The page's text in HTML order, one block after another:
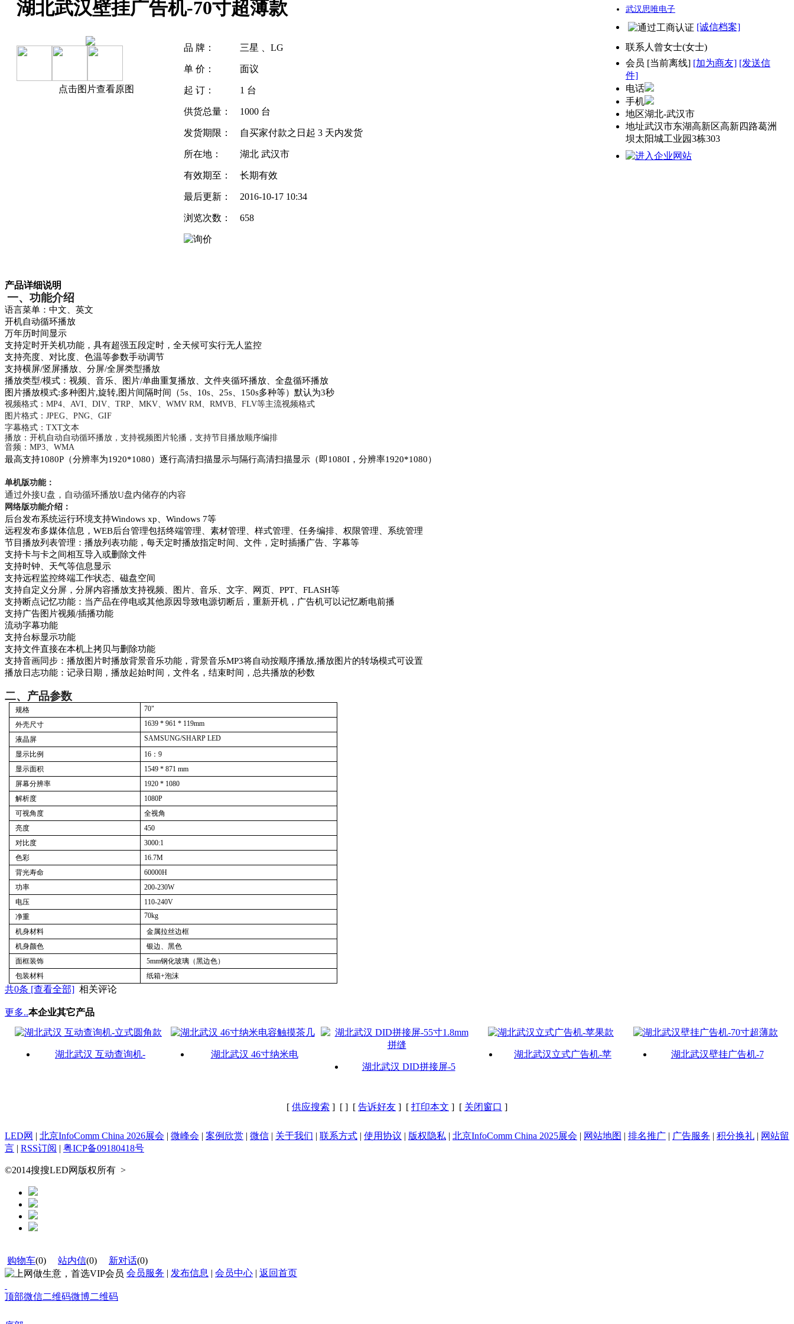
湖北武汉壁挂广告机-70寸超薄款
点击图片查看原图
品 牌： 三星 、LG
单 价： 面议
起 订： 1 台
供货总量： 1000 台
发货期限： 自买家付款之日起 3 天内发货
所在地： 湖北 武汉市
有效期至： 长期有效
最后更新： 2016-10-17 10:34
浏览次数： 658
武汉思唯电子
[诚信档案]
联系人 曾女士(女士)
会员 [当前离线] [加为商友] [发送信
件]
电话
手机
地区湖北-武汉市
地址武汉市东湖高新区高新四路葛洲
坝太阳城工业园3栋303
产品详细说明
一、 功能介绍
语言菜单：中文、英文
开机自动循环播放
万年历时间显示
支持定时开关机功能，具有超强五段定时，全天候可实行无人监控
支持亮度、对比度、色温等参数手动调节
支持横屏/竖屏播放、分屏/全屏类型播放
播放类型/模式：视频、音乐、图片/单曲重复播放、文件夹循环播放、全盘循环播放
图片播放模式:多种图片,旋转,图片间隔时间（5s、10s、25s、150s多种等）默认为3秒
视频格式： MP4、 AVI、 DIV、 TRP、 MKV、 WMV RM、 RMVB、 FLV等主流视频格式
图片格式： JPEG、 PNG、 GIF
字幕格式： TXT文本
播放：开机自动自动循环播放，支持视频图片轮播 ，支持节目播放顺序编排
音频： MP3、 WMA
最高支持1080P（分辨率为1920*1080）逐行高清扫描显示与隔行高清扫描显示（即1080I，分辨率1920*1080）
单机版功能：
通过外接U盘， 自动循环播放U盘内储存的内容
网络版功能介绍：
后台发布系统运行环境支持Windows xp、Windows 7等
远程发布多媒体信息，WEB后台管理包括终端管理、素材管理、样式管理、任务编排、权限管理、系统管理
节目播放列表管理：播放列表功能，每天定时播放指定时间、文件，定时插播广告、字幕等
支持卡与卡之间相互导入或删除文件
支持时钟、天气等信息显示
支持远程监控终端工作状态、磁盘空间
支持自定义分屏，分屏内容播放支持视频、图片、音乐、文字、网页、PPT、FLASH等
支持断点记忆功能：当产品在停电或其他原因导致电源切断后，重新开机，广告机可以记忆断电前播
支持广告图片视频/插播功能
流动字幕功能
支持台标显示功能
支持文件直接在本机上拷贝与删除功能
支持音画同步：播放图片时播放背景音乐功能，背景音乐MP3将自动按顺序播放,播放图片的转场模式可设置
播放日志功能：记录日期，播放起始时间，文件名，结束时间，总共播放的秒数
二、 产品参数
规格
70"
外壳尺寸
1639 * 961 * 119mm
液晶屏
SAMSUNG/SHARP LED
显示比例
16：9
显示面积
1549 * 871 mm
屏幕分辨率
1920 * 1080
解析度
1080P
可视角度
全视角
亮度
450
对比度
3000:1
色彩
16.7M
背光寿命
60000H
功率
200-230W
电压
110-240V
净重
70kg
机身材料
金属拉丝边框
机身颜色
银边、黑色
面框装饰
5mm钢化玻璃（黑边色）
包装材料
纸箱+泡沫
共0条 [查看全部] 相关评论
更多..本企业其它产品
湖北武汉 互动查询机-
湖北武汉 46寸纳米电
湖北武汉 DID拼接屏-5
湖北武汉立式广告机-苹 湖北武汉壁挂广告机-7
[ 供应搜索 ] [ ] [ 告诉好友 ] [ 打印本文 ] [ 关闭窗口 ]
LED网 北京InfoComm China 2026展会 微峰会 案例欣赏 微信 关于我们 联系方式 使用协议 版权隐私 北京InfoComm China 2025展会 网站地图 排名推广 广告服务 积分换礼
网站留
言
RSS订阅 粤ICP备09180418号
©2014搜搜LED网版权所有 >
购物车(0) 站内信(0) 新对话(0)
会员服务
发布信息 会员中心 返回首页
顶部微信二维码微博二维码